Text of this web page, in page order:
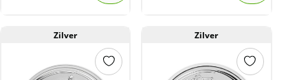
Zilver Zilver